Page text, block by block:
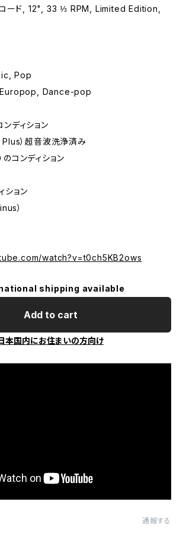
コード, 12", 33 ⅓ RPM, Limited Edition,
Pop
Europop, Dance-pop
ンディション
）超音波洗浄済み
のコンディション
ション
）
watch?v=t0ch5KB2ows
shipping available
Add to cart
本国内にお住まいの方向け
通報する